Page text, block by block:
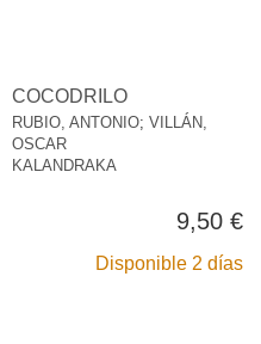
COCODRILO
RUBIO, ANTONIO; VILLÁN,
OSCAR
KALANDRAKA
9,50 €
Disponible 2 días